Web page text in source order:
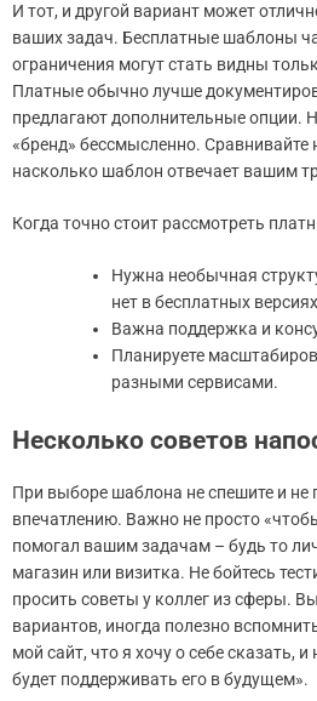
И тот, и другой вариант может
ваших задач. Бесплатные шаблоны
ограничения могут стать видны
Платные обычно лучше
предлагают дополнительные опции.
«бренд» бессмысленно. Сравнивайте
насколько шаблон отвечает вашим
Когда точно стоит рассмотреть
Нужна необычная
нет в бесплатных
Важна поддержка и
Планируете
разными сервисами.
Несколько советов
При выборе шаблона не спешите и не
впечатлению. Важно не просто
помогал вашим задачам – будь то
магазин или визитка. Не бойтесь
просить советы у коллег из сферы.
вариантов, иногда полезно
мой сайт, что я хочу о себе сказать,
будет поддерживать его в будущем».